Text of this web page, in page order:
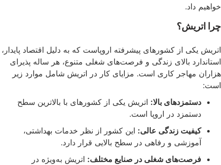
از کشورهای پیشرفته اروپاست که به دلیل اقتصاد پایدار،
بالای زندگی و فرصت‌های شغلی متنوع، هر ساله پذیرای
کاری است. مزایای کار در اتریش شامل موارد زیر
بالا:اتریش یکی از کشورهای با بالاترین سطح
در اروپا است.
زندگی عالی:این کشور از نظر خدمات بهداشتی،
و رفاهی در سطح بالایی قرار دارد.
شغلی در صنایع مختلف: اتریش به‌ویژه در